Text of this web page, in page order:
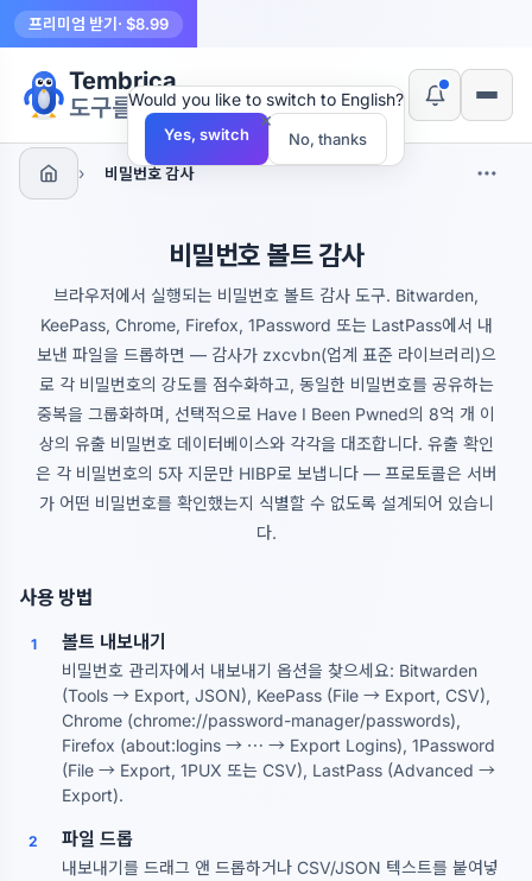
프리미엄 받기· $8.99
Tembrica
도구를 만듭니다
› 비밀번호 감사
비밀번호 볼트 감사
브라우저에서 실행되는 비밀번호 볼트 감사 도구. Bitwarden,
KeePass, Chrome, Firefox, 1Password 또는 LastPass에서 내
보낸 파일을 드롭하면 — 감사가 zxcvbn(업계 표준 라이브러리)으
로 각 비밀번호의 강도를 점수화하고, 동일한 비밀번호를 공유하는
중복을 그룹화하며, 선택적으로 Have I Been Pwned의 8억 개 이
상의 유출 비밀번호 데이터베이스와 각각을 대조합니다. 유출 확인
은 각 비밀번호의 5자 지문만 HIBP로 보냅니다 — 프로토콜은 서버
가 어떤 비밀번호를 확인했는지 식별할 수 없도록 설계되어 있습니
다.
사용 방법
1 볼트 내보내기
비밀번호 관리자에서 내보내기 옵션을 찾으세요: Bitwarden
(Tools → Export, JSON), KeePass (File → Export, CSV),
Chrome (chrome://password-manager/passwords),
Firefox (about:logins → ⋯ → Export Logins), 1Password
(File → Export, 1PUX 또는 CSV), LastPass (Advanced →
Export).
2 파일 드롭
내보내기를 드래그 앤 드롭하거나 CSV/JSON 텍스트를 붙여넣
×
Would you like to switch to English?
Yes, switch No, thanks